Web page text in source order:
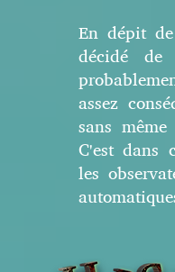
En dépit
décidé de
assez
sans
C'est dans
les